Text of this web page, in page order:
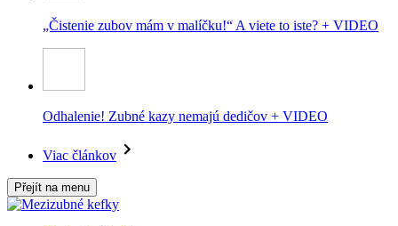
„Čistenie zubov mám v malíčku!“ A viete to iste? + VIDEO
Odhalenie! Zubné kazy nemajú dedičov + VIDEO
Viac článkov
Přejít na menu